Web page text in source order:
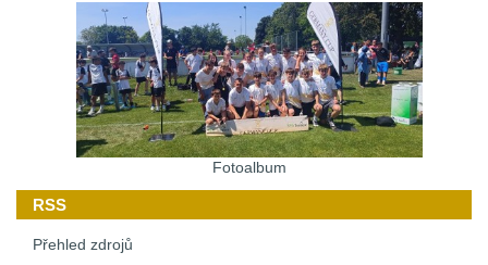
Fotoalbum
RSS
Přehled zdrojů